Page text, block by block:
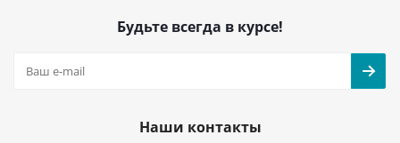
Будьте всегда в курсе!
Наши контакты